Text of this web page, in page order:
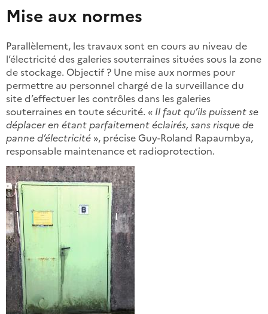
Mise aux normes
Parallèlement, les travaux sont en cours au niveau de
l’électricité des galeries souterraines situées sous la zone
de stockage. Objectif ? Une mise aux normes pour
permettre au personnel chargé de la surveillance du
site d’effectuer les contrôles dans les galeries
souterraines en toute sécurité. « Il faut qu’ils puissent se
déplacer en étant parfaitement éclairés, sans risque de
panne d’électricité », précise Guy-Roland Rapaumbya,
responsable maintenance et radioprotection.